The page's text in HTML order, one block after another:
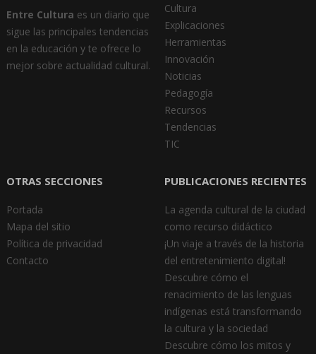
Entre Cultura es un diario que
sigue las principales tendencias
en la educación y te ofrece lo
mejor sobre actualidad cultural.
Cultura
Explicaciones
Herramientas
Innovación
Noticias
Pedagogía
Recursos
Tendencias
TIC
OTRAS SECCIONES
Portada
Mapa del sitio
Política de privacidad
Contacto
PUBLICACIONES RECIENTES
La agenda cultural de la ciudad
como recurso didáctico
¡Un viaje a través de la historia
del entretenimiento digital!
Descubre cómo el
renacimiento de las lenguas
indígenas está transformando
la cultura y la sociedad
Descubre cómo los mitos y